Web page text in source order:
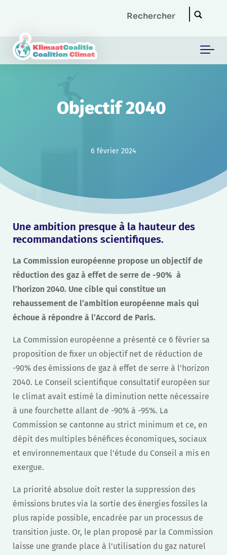
Objectif 2040
6 février 2024
Une ambition presque à la hauteur des
recommandations scientifiques.
La Commission européenne propose un objectif de
réduction des gaz à effet de serre de -90% à
l’horizon 2040. Une cible qui constitue un
rehaussement de l’ambition européenne mais qui
échoue à répondre à l’Accord de Paris.
La Commission européenne a présenté ce 6 février sa
proposition de fixer un objectif net de réduction de
-90% des émissions de gaz à effet de serre à l’horizon
2040. Le Conseil scientifique consultatif européen sur
le climat avait estimé la diminution nette nécessaire
à une fourchette allant de -90% à -95%. La
Commission se cantonne au strict minimum et ce, en
dépit des multiples bénéfices économiques, sociaux
et environnementaux que l’étude du Conseil a mis en
exergue.
La priorité absolue doit rester la suppression des
émissions brutes via la sortie des énergies fossiles la
plus rapide possible, encadrée par un processus de
transition juste. Or, le plan proposé par la Commission
laisse une grande place à l’utilisation du gaz naturel